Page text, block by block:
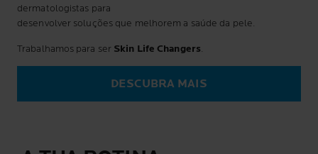
dermatologistas para
desenvolver soluções que melhorem a saúde da pele.
Trabalhamos para ser Skin Life Changers.
DESCUBRA MAIS